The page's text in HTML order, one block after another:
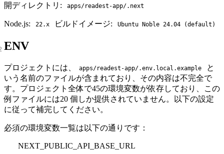
開ディレクトリ:
apps/readest-app/.next
Node.js: 22.x ビルドイメージ: Ubuntu Noble 24.04 (default)
ENV
プロジェクトには、 apps/readest-app/.env.local.example
と
いう名前のファイルが含まれており、その内容は不完全で
す。プロジェクト全体で45の環境変数が依存しており、この
例ファイルには20 個しか提供されていません。以下の設定
に従って補完してください。
必須の環境変数一覧は以下の通りです：
NEXT_PUBLIC_API_BASE_URL